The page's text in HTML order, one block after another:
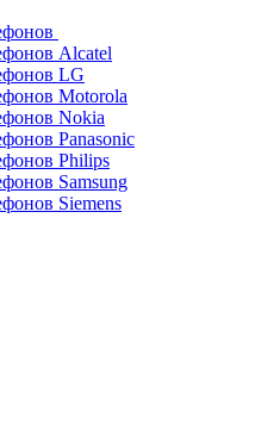
Alcatel
LG
Motorola
Nokia
Panasonic
Philips
Samsung
Siemens